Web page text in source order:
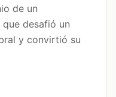
de un
desafió un
y convirtió su